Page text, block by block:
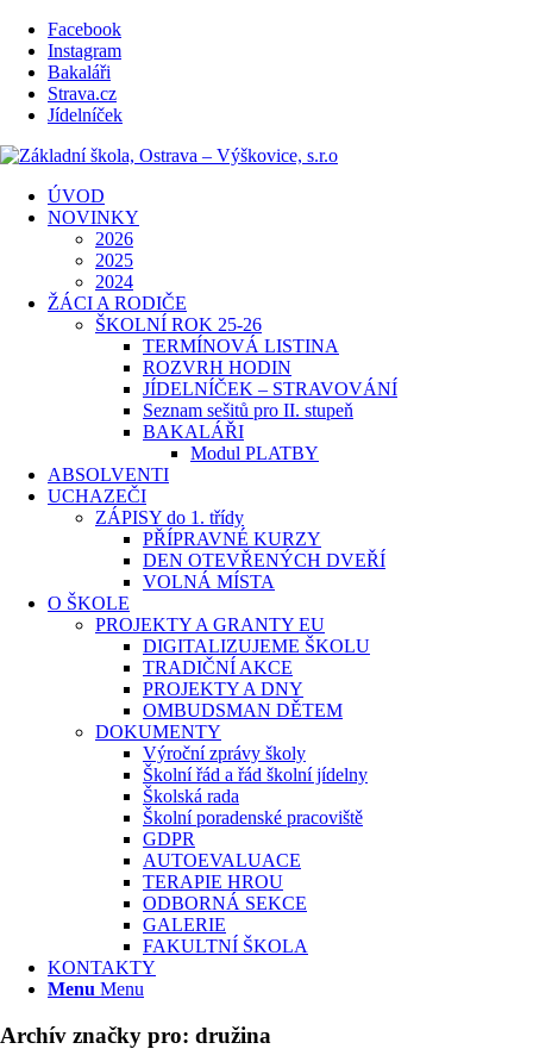
Facebook
Instagram
Bakaláři
Strava.cz
Jídelníček
ÚVOD
NOVINKY
2026
2025
2024
ŽÁCI A RODIČE
ŠKOLNÍ ROK 25-26
TERMÍNOVÁ LISTINA
ROZVRH HODIN
JÍDELNÍČEK – STRAVOVÁNÍ
Seznam sešitů pro II. stupeň
BAKALÁŘI
Modul PLATBY
ABSOLVENTI
UCHAZEČI
ZÁPISY do 1. třídy
PŘÍPRAVNÉ KURZY
DEN OTEVŘENÝCH DVEŘÍ
VOLNÁ MÍSTA
O ŠKOLE
PROJEKTY A GRANTY EU
DIGITALIZUJEME ŠKOLU
TRADIČNÍ AKCE
PROJEKTY A DNY
OMBUDSMAN DĚTEM
DOKUMENTY
Výroční zprávy školy
Školní řád a řád školní jídelny
Školská rada
Školní poradenské pracoviště
GDPR
AUTOEVALUACE
TERAPIE HROU
ODBORNÁ SEKCE
GALERIE
FAKULTNÍ ŠKOLA
KONTAKTY
Menu Menu
Archív značky pro: družina